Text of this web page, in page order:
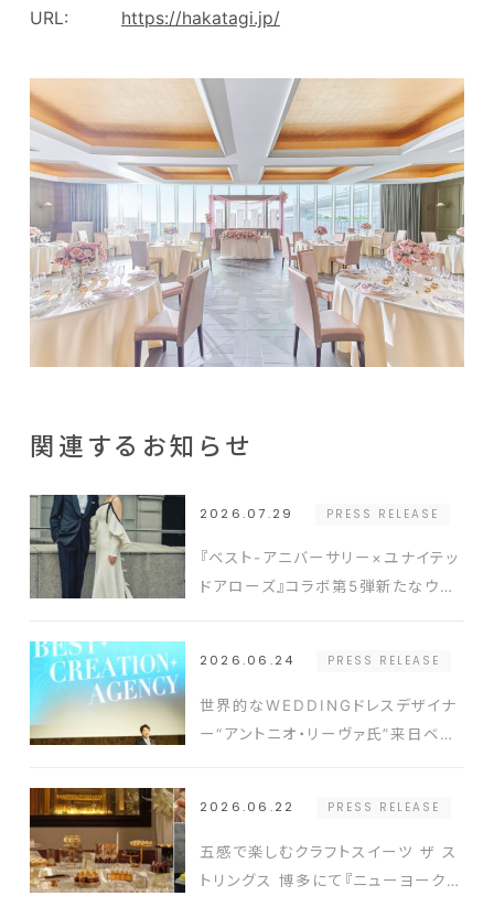
URL: https://hakatagi.jp/
関連するお知らせ
2026.07.29 PRESS RELEASE
『ベスト-アニバーサリー×ユナイテッ
ドアローズ』コラボ第5弾新たなウエ
2026.06.24
PRESS RELEASE
世界的なWEDDINGドレスデザイナ
ー“アントニオ・リーヴァ氏”来日ベス
ォーム発表
2026.06.22 PRESS RELEASE
五感で楽しむクラフトスイーツ ザ ス
トリングス 博多にて『ニューヨークス